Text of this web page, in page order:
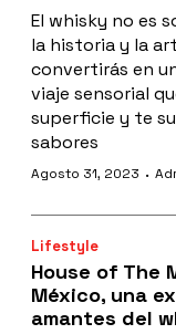
El whisky no es
la historia y la
convertirás en
viaje sensorial
superficie y te
sabores
Agosto 31, 2023 ·
Lifestyle
House of The
México, una
amantes del